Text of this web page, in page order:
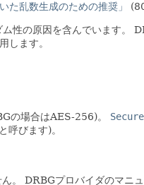
乱数生成のための推奨」
性の原因を含んでいます。
します。
の場合はAES-256)。
と呼びます)。
。 DRBGプロバイダのマニ